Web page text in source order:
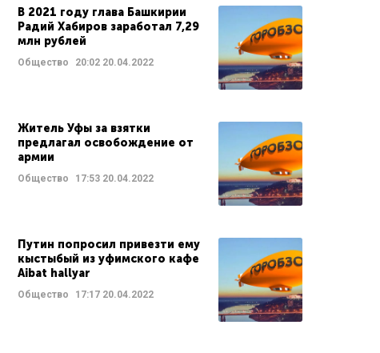
В 2021 году глава Башкирии
Радий Хабиров заработал 7,29
млн рублей
Общество 20:02 20.04.2022
Житель Уфы за взятки
предлагал освобождение от
армии
Общество 17:53 20.04.2022
Путин попросил привезти ему
кыстыбый из уфимского кафе
Aibat hallyar
Общество 17:17 20.04.2022